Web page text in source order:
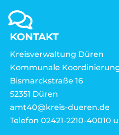
KONTAKT
Kreisverwaltung Düren
Kommunale
Bismarckstraße 16
52351 Düren
amt40@kreis-dueren.de
Telefon 02421-2210-40010